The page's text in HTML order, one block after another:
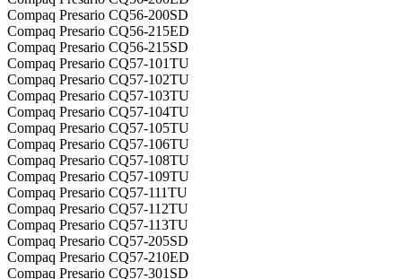
Compaq Presario CQ56-200SD
Compaq Presario CQ56-215ED
Compaq Presario CQ56-215SD
Compaq Presario CQ57-101TU
Compaq Presario CQ57-102TU
Compaq Presario CQ57-103TU
Compaq Presario CQ57-104TU
Compaq Presario CQ57-105TU
Compaq Presario CQ57-106TU
Compaq Presario CQ57-108TU
Compaq Presario CQ57-109TU
Compaq Presario CQ57-111TU
Compaq Presario CQ57-112TU
Compaq Presario CQ57-113TU
Compaq Presario CQ57-205SD
Compaq Presario CQ57-210ED
Compaq Presario CQ57-301SD